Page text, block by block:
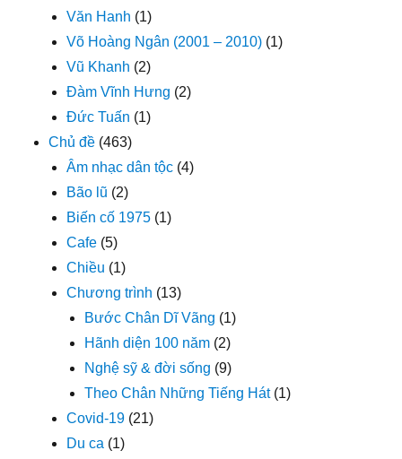
Văn Hanh (1)
Võ Hoàng Ngân (2001 – 2010) (1)
Vũ Khanh (2)
Đàm Vĩnh Hưng (2)
Đức Tuấn (1)
Chủ đề (463)
Âm nhạc dân tộc (4)
Bão lũ (2)
Biến cố 1975 (1)
Cafe (5)
Chiều (1)
Chương trình (13)
Bước Chân Dĩ Vãng (1)
Hãnh diện 100 năm (2)
Nghệ sỹ & đời sống (9)
Theo Chân Những Tiếng Hát(1)
Covid-19 (21)
Du ca (1)